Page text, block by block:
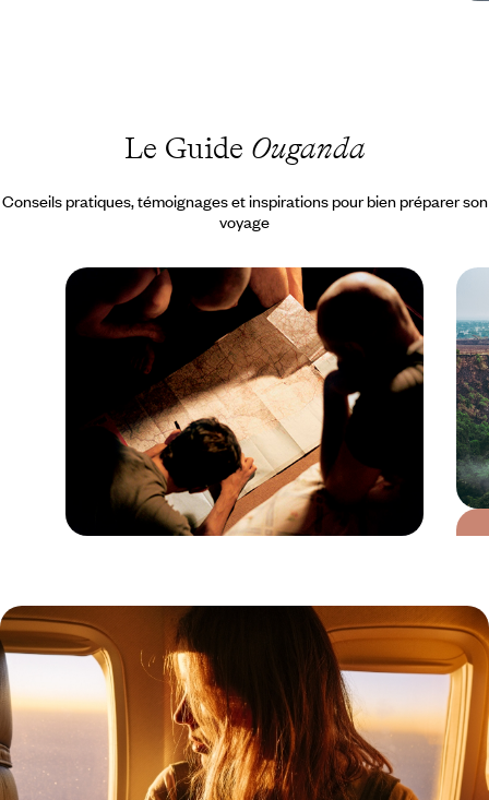
Le Guide Ouganda
Conseils pratiques, témoignages et inspirations pour bien préparer son
voyage
Quand partir en
Ouganda ?